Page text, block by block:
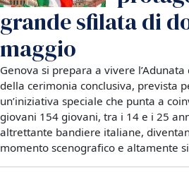
grande sfilata di
maggio
Genova si prepara a vivere
della cerimonia conclusiva, prevista
un’iniziativa speciale che punta a
giovani 154 giovani, tra i 14 e i 25
altrettante bandiere italiane,
momento scenografico e altamente